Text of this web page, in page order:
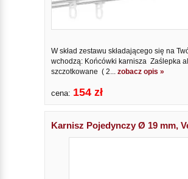
W skład zestawu składającego się na
wchodzą: Końcówki karnisza Zaślepka
szczotkowane ( 2... zobacz opis »
cena: 154 zł
Karnisz Pojedynczy Ø 19 mm,